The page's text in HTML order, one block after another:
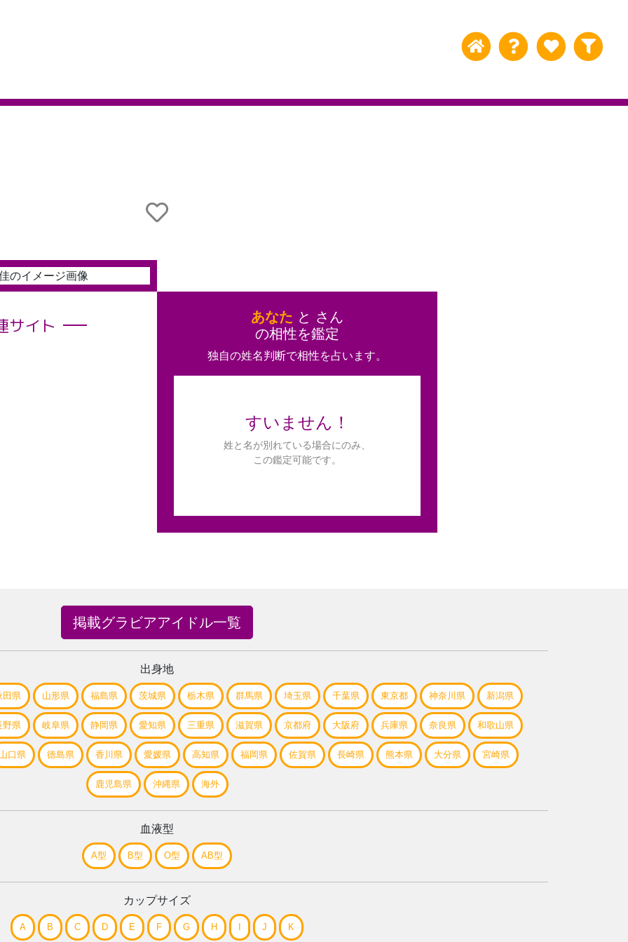
サイト あなた と さん
の相性を鑑定
独自の姓名判断で相性を占います。
すいません！
姓と名が別れている場合にのみ、
この鑑定可能です。
掲載グラビアアイドル一覧
出身地
田県 山形県 福島県 茨城県 栃木県 群馬県 埼玉県 千葉県 東京都 神奈川県 新潟県
野県 岐阜県 静岡県 愛知県 三重県 滋賀県 京都府 大阪府 兵庫県 奈良県 和歌山県
口県 徳島県 香川県 愛媛県 高知県 福岡県 佐賀県 長崎県 熊本県 大分県 宮崎県
鹿児島県 沖縄県 海外
血液型
A型 B型 O型 AB型
カップサイズ
A B C D E F G H J K